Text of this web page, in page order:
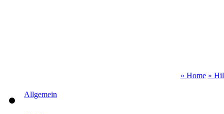
» Home »
Allgemein